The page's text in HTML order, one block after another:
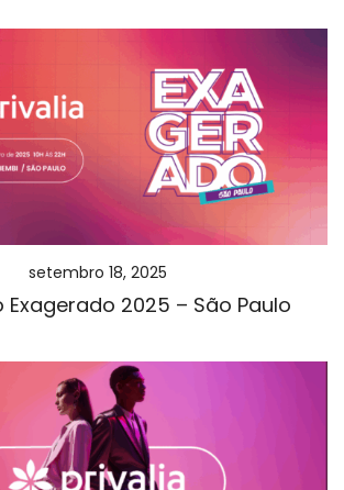
setembro 18, 2025
Exagerado 2025 – São Paulo